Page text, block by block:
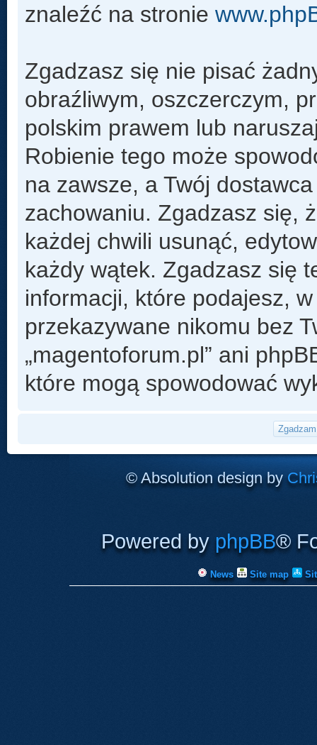
znaleźć na stronie
Zgadzasz się nie pisać
obraźliwym, oszczerczym,
polskim prawem lub
Robienie tego może
na zawsze, a Twój
zachowaniu. Zgadzasz się,
każdej chwili usunąć,
każdy wątek. Zgadzasz się
informacji, które podajesz,
przekazywane nikomu bez
„magentoforum.pl” ani
które mogą spowodować
© Absolution design by
Powered by phpBB®
News Site map